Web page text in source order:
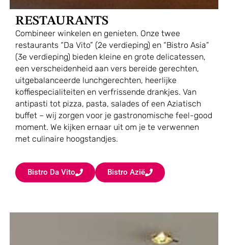
RESTAURANTS
Combineer winkelen en genieten. Onze twee
restaurants “Da Vito” (2e verdieping) en “Bistro Asia”
(3e verdieping) bieden kleine en grote delicatessen,
een verscheidenheid aan vers bereide gerechten,
uitgebalanceerde lunchgerechten, heerlijke
koffiespecialiteiten en verfrissende drankjes. Van
antipasti tot pizza, pasta, salades of een Aziatisch
buffet – wij zorgen voor je gastronomische feel-good
moment. We kijken ernaar uit om je te verwennen
met culinaire hoogstandjes.
Bistro Da Vito Bistro Azië